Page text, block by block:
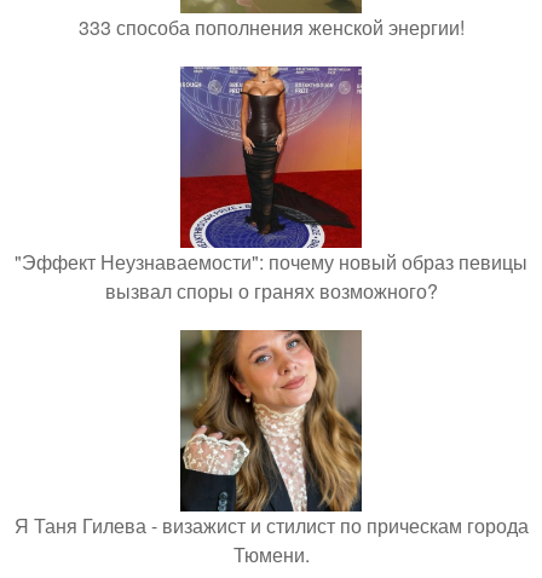
333 способа пополнения женской энергии!
"Эффект Неузнаваемости": почему новый образ певицы
вызвал споры о гранях возможного?
Я Таня Гилева - визажист и стилист по прическам города
Тюмени.